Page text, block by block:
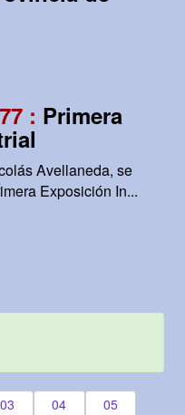
: Primera
Avellaneda, se
Exposición In...
03 04
05